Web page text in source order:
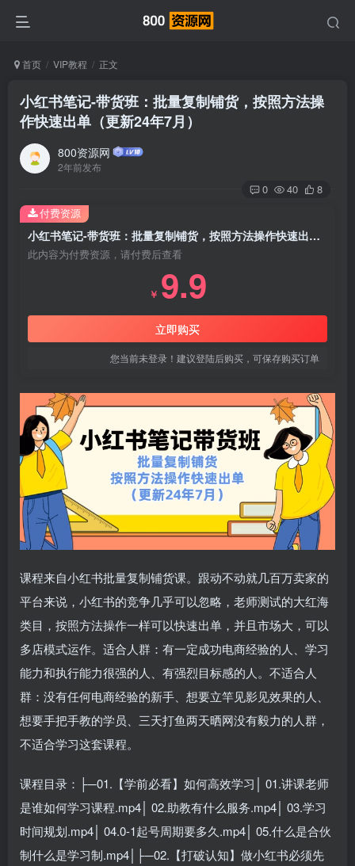
首页 VIP教程 正文
小红书笔记-带货班：批量复制铺货，按照方法操
作快速出单（更新24年7月）
800资源网
2年前发布
0 40 8
小红书笔记-带货班：批量复制铺货，按照方法操作快速出单（更新24年7月）
此内容为付费资源，请付费后查看
￥ 9.9
立即购买
您当前未登录！建议登陆后购买，可保存购买订单
付费资源
课程来自小红书批量复制铺货课。跟动不动就几百万卖家的
平台来说，小红书的竞争几乎可以忽略，老师测试的大红海
类目，按照方法操作一样可以快速出单，并且市场大，可以
多店模式运作。适合人群：有一定成功电商经验的人、学习
能力和执行能力很强的人、有强烈目标感的人。不适合人
群：没有任何电商经验的新手、想要立竿见影见效果的人、
想要手把手教的学员、三天打鱼两天晒网没有毅力的人群，
不适合学习这套课程。
课程目录：├─01.【学前必看】如何高效学习│ 01.讲课老师
是谁如何学习课程.mp4│ 02.助教有什么服务.mp4│ 03.学习
时间规划.mp4│ 04.0-1起号周期要多久.mp4│ 05.什么是合伙
制什么是学习制.mp4│├─02.【打破认知】做小红书必须先